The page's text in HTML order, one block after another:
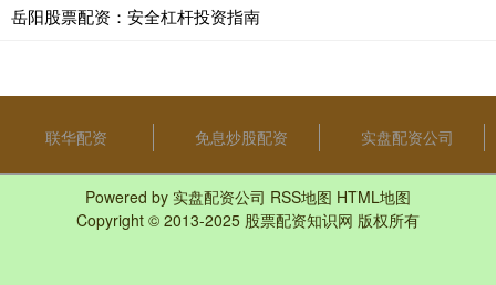
岳阳股票配资：安全杠杆投资指南
联华配资 免息炒股配资 实盘配资公司
Powered by 实盘配资公司 RSS地图 HTML地图
Copyright © 2013-2025 股票配资知识网 版权所有